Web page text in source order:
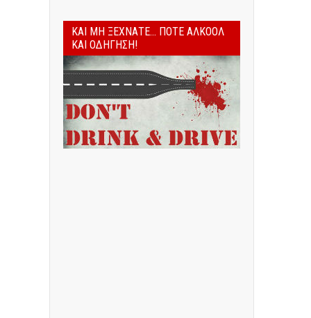
ΚΑΙ ΜΗ ΞΕΧΝΆΤΕ... ΠΟΤΈ ΑΛΚΟΌΛ
ΚΑΙ ΟΔΉΓΗΣΗ!